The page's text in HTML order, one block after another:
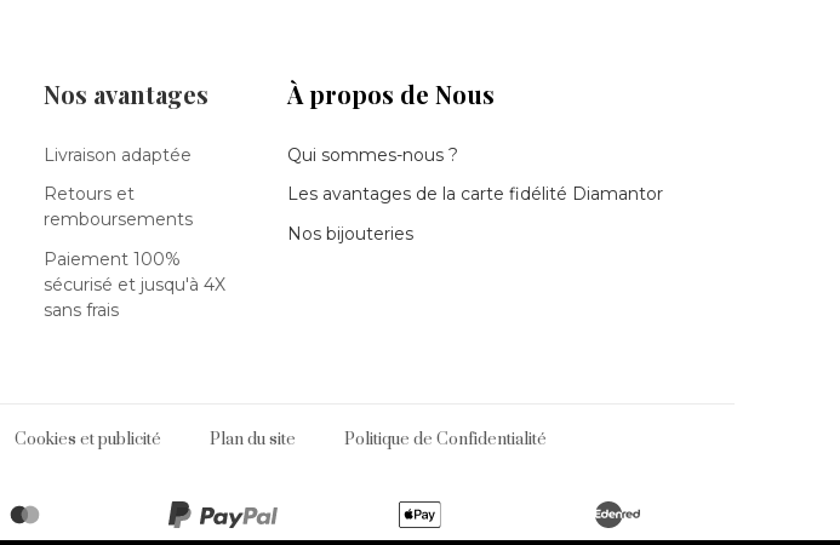
Nos avantages
Livraison adaptée
Retours et
remboursements
Paiement 100%
sécurisé et jusqu'à 4X
sans frais
À propos de Nous
Qui sommes-nous ?
Les avantages de la carte fidélité Diamantor
Nos bijouteries
Cookies et publicité Plan du site Politique de Confidentialité